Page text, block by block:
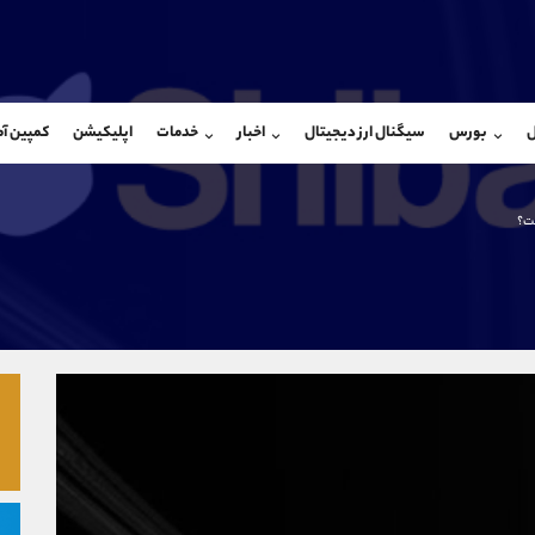
بورس سیگنال ارز دیجیتال اخبار خدمات اپلیکیشن کمپین
@Armteam_admin_104
واتساپ
تلگرام